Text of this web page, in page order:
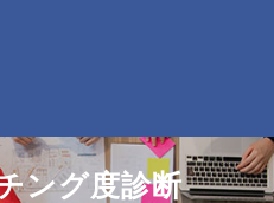
ング度診断